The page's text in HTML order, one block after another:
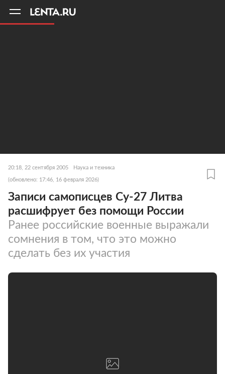
20:18, 22 сентября 2005 Наука и техника
(обновлено: 17:46, 16 февраля 2026)
Записи самописцев Су-27 Литва
расшифрует без помощи России
Ранее российские военные выражали
сомнения в том, что это можно
сделать без их участия